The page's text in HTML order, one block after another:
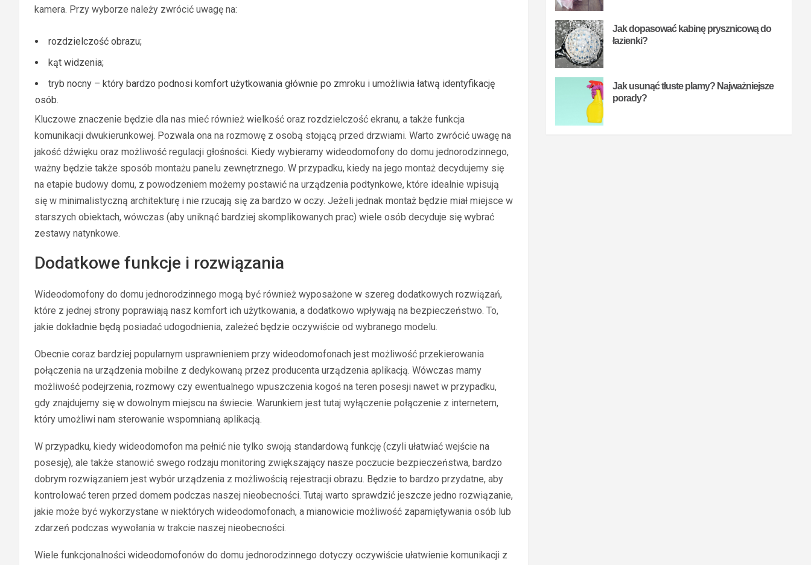
kamera. Przy wyborze należy zwrócić uwagę na:
rozdzielczość obrazu;
kąt widzenia;
tryb nocny – który bardzo podnosi komfort użytkowania głównie po zmroku i umożliwia łatwą identyfikację
osób.
Kluczowe znaczenie będzie dla nas mieć również wielkość oraz rozdzielczość ekranu, a także funkcja
komunikacji dwukierunkowej. Pozwala ona na rozmowę z osobą stojącą przed drzwiami. Warto zwrócić uwagę na
jakość dźwięku oraz możliwość regulacji głośności. Kiedy wybieramy wideodomofony do domu jednorodzinnego,
ważny będzie także sposób montażu panelu zewnętrznego. W przypadku, kiedy na jego montaż decydujemy się
na etapie budowy domu, z powodzeniem możemy postawić na urządzenia podtynkowe, które idealnie wpisują
się w minimalistyczną architekturę i nie rzucają się za bardzo w oczy. Jeżeli jednak montaż będzie miał miejsce w
starszych obiektach, wówczas (aby uniknąć bardziej skomplikowanych prac) wiele osób decyduje się wybrać
zestawy natynkowe.
Dodatkowe funkcje i rozwiązania
Wideodomofony do domu jednorodzinnego mogą być również wyposażone w szereg dodatkowych rozwiązań,
które z jednej strony poprawiają nasz komfort ich użytkowania, a dodatkowo wpływają na bezpieczeństwo. To,
jakie dokładnie będą posiadać udogodnienia, zależeć będzie oczywiście od wybranego modelu.
Obecnie coraz bardziej popularnym usprawnieniem przy wideodomofonach jest możliwość przekierowania
połączenia na urządzenia mobilne z dedykowaną przez producenta urządzenia aplikacją. Wówczas mamy
możliwość podejrzenia, rozmowy czy ewentualnego wpuszczenia kogoś na teren posesji nawet w przypadku,
gdy znajdujemy się w dowolnym miejscu na świecie. Warunkiem jest tutaj wyłączenie połączenie z internetem,
który umożliwi nam sterowanie wspomnianą aplikacją.
W przypadku, kiedy wideodomofon ma pełnić nie tylko swoją standardową funkcję (czyli ułatwiać wejście na
posesję), ale także stanowić swego rodzaju monitoring zwiększający nasze poczucie bezpieczeństwa, bardzo
dobrym rozwiązaniem jest wybór urządzenia z możliwością rejestracji obrazu. Będzie to bardzo przydatne, aby
kontrolować teren przed domem podczas naszej nieobecności. Tutaj warto sprawdzić jeszcze jedno rozwiązanie,
jakie może być wykorzystane w niektórych wideodomofonach, a mianowicie możliwość zapamiętywania osób lub
zdarzeń podczas wywołania w trakcie naszej nieobecności.
Wiele funkcjonalności wideodomofonów do domu jednorodzinnego dotyczy oczywiście ułatwienie komunikacji z
Jak dopasować kabinę prysznicową do
łazienki?
Jak usunąć tłuste plamy? Najważniejsze
porady?